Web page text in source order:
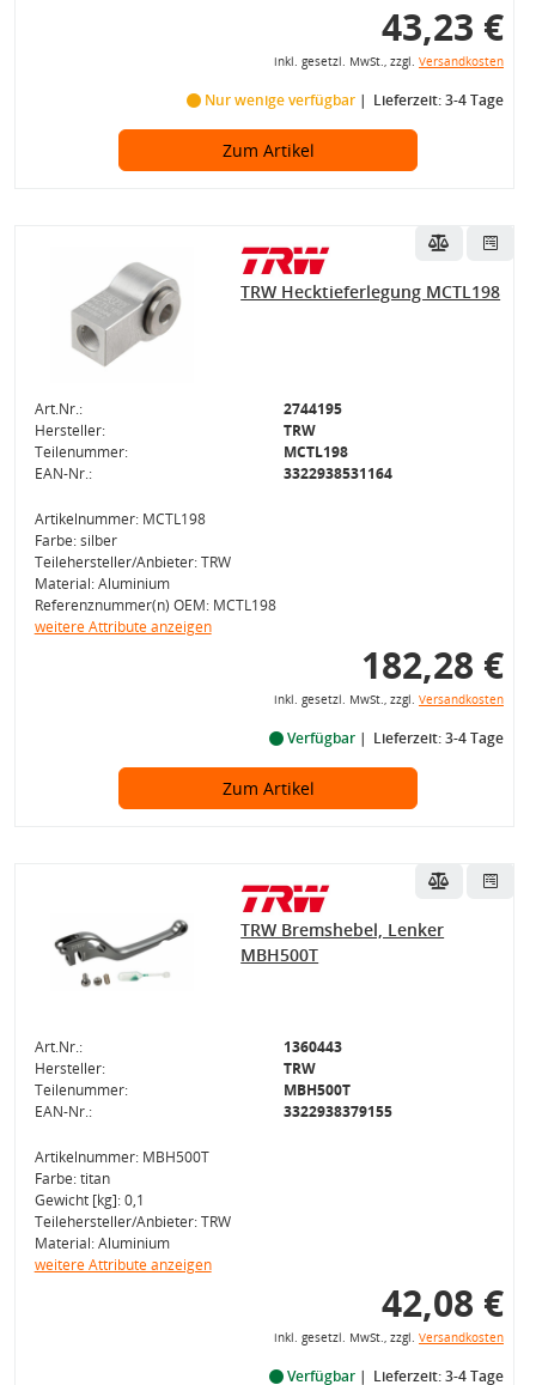
43,23 €
inkl. gesetzl. MwSt., zzgl. Versandkosten
Nur wenige verfügbar Lieferzeit: 3-4 Tage
Zum Artikel
TRW Hecktieferlegung MCTL198
Art.Nr.:
2744195
Hersteller:
TRW
Teilenummer:
MCTL198
EAN-Nr.:
3322938531164
Artikelnummer: MCTL198
Farbe: silber
Teilehersteller/Anbieter: TRW
Material: Aluminium
Referenznummer(n) OEM: MCTL198
weitere Attribute anzeigen
182,28 €
inkl. gesetzl. MwSt., zzgl. Versandkosten
Verfügbar Lieferzeit: 3-4 Tage
Zum Artikel
TRW Bremshebel, Lenker
MBH500T
Art.Nr.:
1360443
Hersteller:
TRW
Teilenummer:
MBH500T
EAN-Nr.:
3322938379155
Artikelnummer: MBH500T
Farbe: titan
Gewicht [kg]: 0,1
Teilehersteller/Anbieter: TRW
Material: Aluminium
weitere Attribute anzeigen
42,08 €
inkl. gesetzl. MwSt., zzgl. Versandkosten
Verfügbar Lieferzeit: 3-4 Tage